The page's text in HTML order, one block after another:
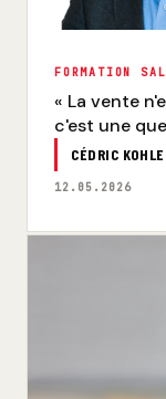
FORMATION
« La vente
c'est une
CÉDRIC
12.05.2026